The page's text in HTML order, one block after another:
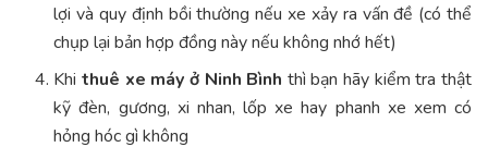
lợi và quy định bồi thường nếu xe xảy ra vấn đề (có thể
chụp lại bản hợp đồng này nếu không nhớ hết)
Khi thuê xe máy ở Ninh Bình thì bạn hãy kiểm tra thật
kỹ đèn, gương, xi nhan, lốp xe hay phanh xe xem có
hỏng hóc gì không